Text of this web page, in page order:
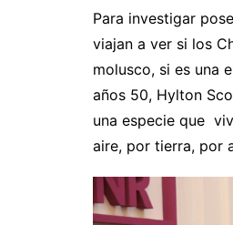
Para investigar
viajan a ver si los
molusco, si es una
años 50, Hylton
una especie que
aire, por tierra, por